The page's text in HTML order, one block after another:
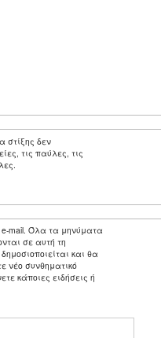
στίξης δεν
τις παύλες, τις
e-mail. Όλα τα μηνύματα
σε αυτή τη
και θα
νέο συνθηματικό
κάποιες ειδήσεις ή